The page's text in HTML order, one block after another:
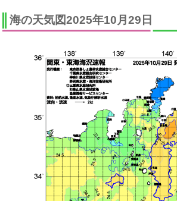
海の天気図2025年10月29日